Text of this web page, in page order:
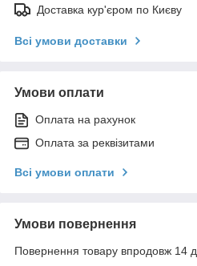
Доставка кур'єром по Києву
Всі умови доставки
Умови оплати
Оплата на рахунок
Оплата за реквізитами
Всі умови оплати
Умови повернення
Повернення товару впродовж 14